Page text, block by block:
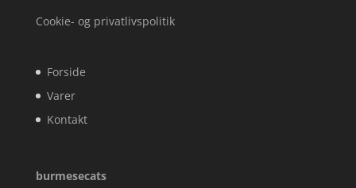
Cookie- og privatlivspolitik
Forside
Varer
Kontakt
burmesecats